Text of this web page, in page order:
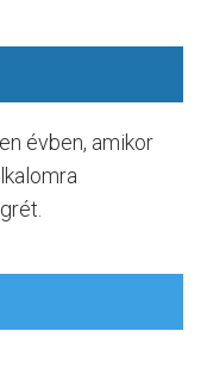
évben, amikor